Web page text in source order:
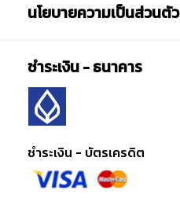
นโยบายความเป็นส่วนตัว
ชำระเงิน - ธนาคาร
ชำระเงิน - บัตรเครดิต